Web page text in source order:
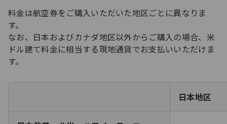
料金は航空券をご購入いただいた地区ごとに異なりま
す。
なお、日本およびカナダ地区以外からご購入の場合、米
ドル建て料金に相当する現地通貨でお支払いいただけま
す。
日本地区